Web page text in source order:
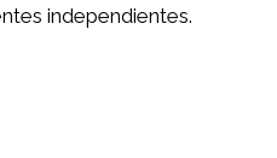
independientes.